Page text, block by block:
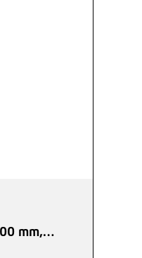
von 4.93 von 5
mm,